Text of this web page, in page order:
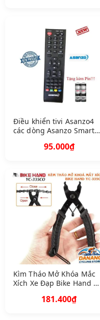
Điều khiển tivi Asanzo4
các dòng Asanzo Smart T
95.000₫
Kìm Tháo Mở Khóa Mắc
Xích Xe Đạp Bike Hand Y
181.400₫